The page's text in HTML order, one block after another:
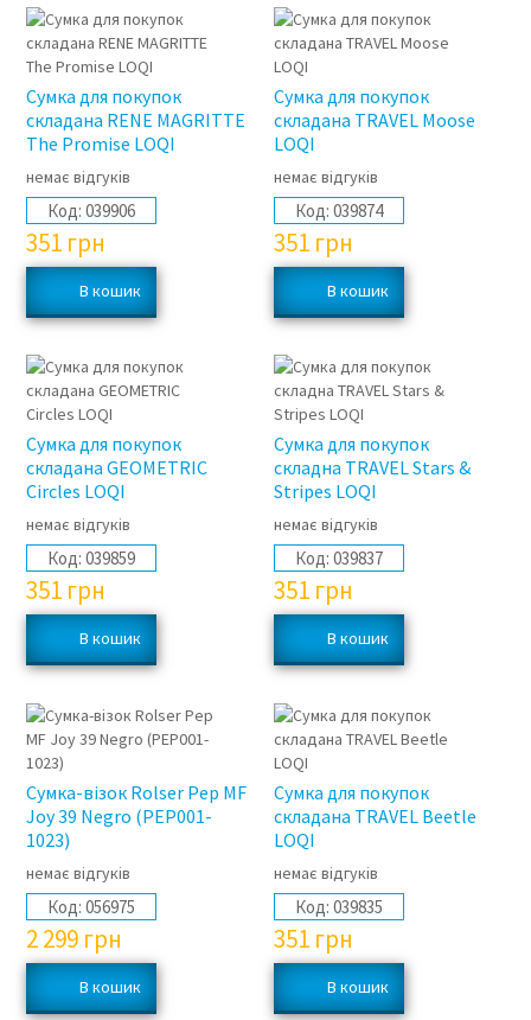
Сумка для покупок
складана RENE MAGRITTE
The Promise LOQI
немає відгуків
Код: 039906
351 грн
Сумка для покупок
складана TRAVEL Moose
LOQI
немає відгуків
Код: 039874
351 грн
Сумка для покупок
складана GEOMETRIC
Circles LOQI
немає відгуків
Код: 039859
351 грн
Сумка для покупок
складна TRAVEL Stars &
Stripes LOQI
немає відгуків
Код: 039837
351 грн
Сумка-візок Rolser Pep MF
Joy 39 Negro (PEP001-
1023)
немає відгуків
Код: 056975
2 299 грн
Сумка для покупок
складана TRAVEL Beetle
LOQI
немає відгуків
Код: 039835
351 грн